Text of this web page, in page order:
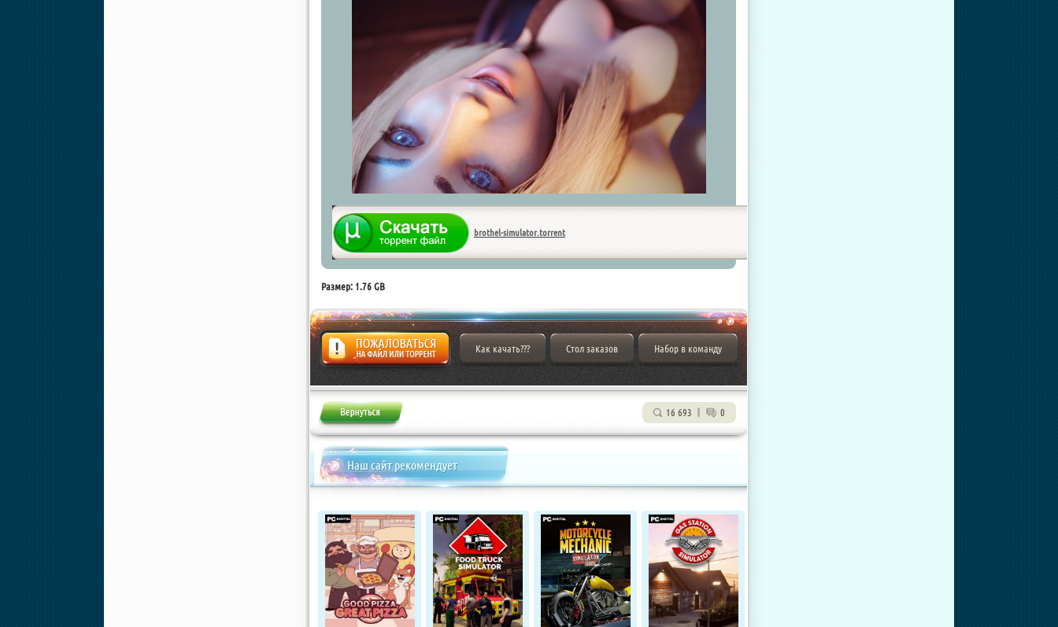
brothel-simulator.torrent
Размер: 1.76 GB
Жалоба
Как качать??? Стол заказов Набор в команду
16 693 0
Наш сайт рекомендует